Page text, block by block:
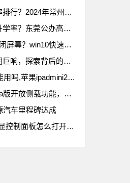
年常州初中升学率排名
莞公办高中录取率有多少
win10快速关闭屏幕方法
，探索背后的真相
果ipadmini2现在还能用吗
载功能，但iPad不在列
汽车里程碑达成
打开-打开intel核显控制面板的方法